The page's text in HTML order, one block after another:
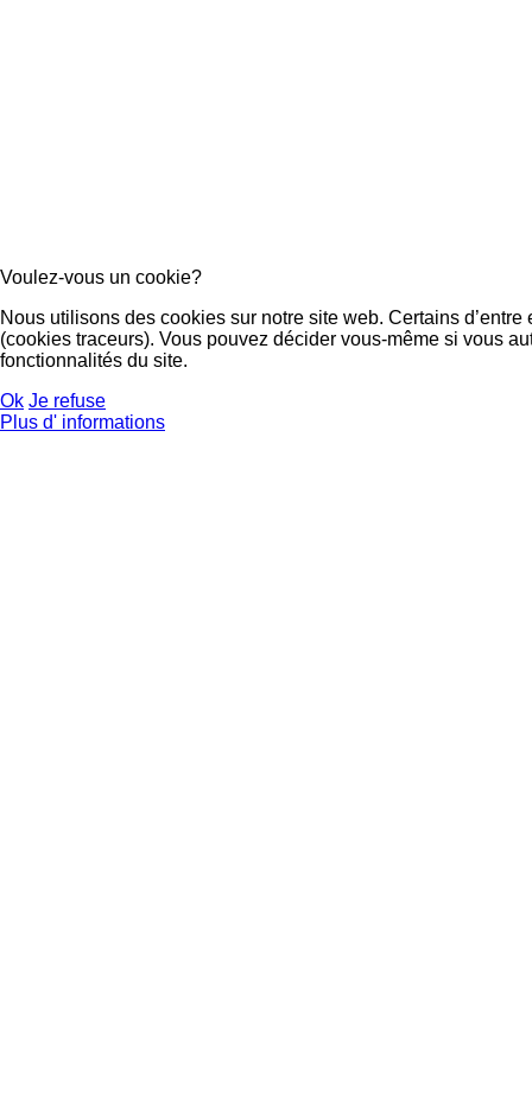
Voulez-vous un cookie?
Nous utilisons des cookies sur notre site web. Certains
(cookies traceurs). Vous pouvez décider vous-même si vous
fonctionnalités du site.
Ok Je refuse
Plus d' informations